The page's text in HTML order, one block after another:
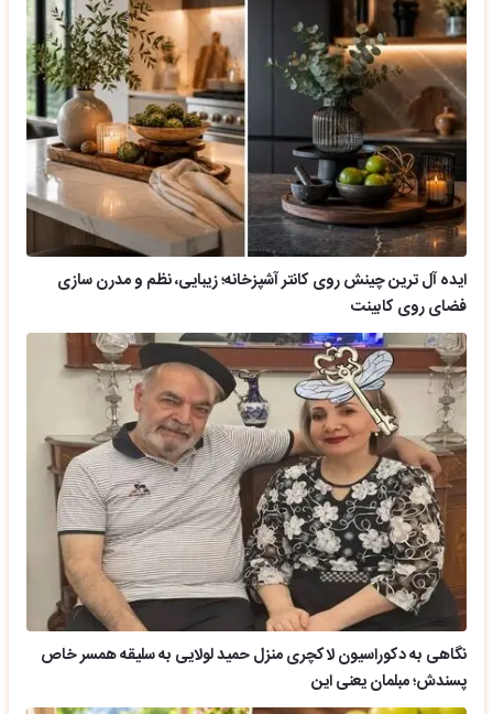
ایده آل ترین چینش روی کانتر آشپزخانه؛ زیبایی، نظم و مدرن سازی
فضای روی کابینت
نگاهی به دکوراسیون لاکچری منزل حمید لولایی به سلیقه همسر خاص
پسندش؛ مبلمان یعنی این